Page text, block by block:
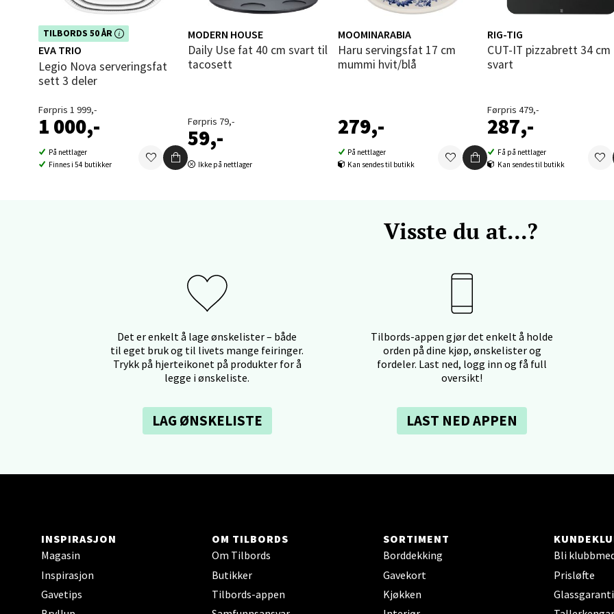
TILBORDS 50 ÅR
Dette produktet er inkludert i vår
kampanje. Benytt deg av rabatten i
dag!
EVA TRIO
Legio Nova serveringsfat
sett 3 deler
Førpris 1 999,-
1 000,-
På nettlager
Finnes i 54 butikker
MODERN HOUSE
Daily Use fat 40 cm svart til
tacosett
Førpris 79,-
59,-
Ikke på nettlager
MOOMINARABIA
Haru servingsfat 17 cm
mummi hvit/blå
279,-
På nettlager
Kan sendes til butikk
RIG-TIG
CUT-IT pizzabrett 34 cm
svart
Førpris 479,-
287,-
Få på nettlager
Kan sendes til butikk
Visste du at...?
Det er enkelt å lage ønskelister – både
til eget bruk og til livets mange feiringer.
Trykk på hjerteikonet på produkter for å
legge i ønskeliste.
LAG ØNSKELISTE
Tilbords-appen gjør det enkelt å holde
orden på dine kjøp, ønskelister og
fordeler. Last ned, logg inn og få full
oversikt!
LAST NED APPEN
INSPIRASJON
Magasin
Inspirasjon
Gavetips
OM TILBORDS
Om Tilbords
Butikker
Tilbords-appen
SORTIMENT
Borddekking
Gavekort
Kjøkken
Bli
Prisløfte
Glassgaranti
Sandvika - Thon Senter Sandvika
Åpent i dag 09-19
Sartorvegen 12, 5353 Straume
Falkenborgveien 5, 7044 Trondheim
Åpent i dag 09-20
Ski Storsenter, Jernbanesvingen 6, 1400 Ski
Sortland - Sortland Storsenter
Strangata 26, 8400 Sortland